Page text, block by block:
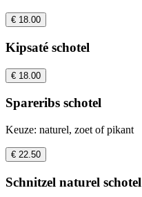
€ 18.00
Kipsaté schotel
€ 18.00
Spareribs schotel
Keuze: naturel, zoet of pikant
€ 22.50
Schnitzel naturel schotel